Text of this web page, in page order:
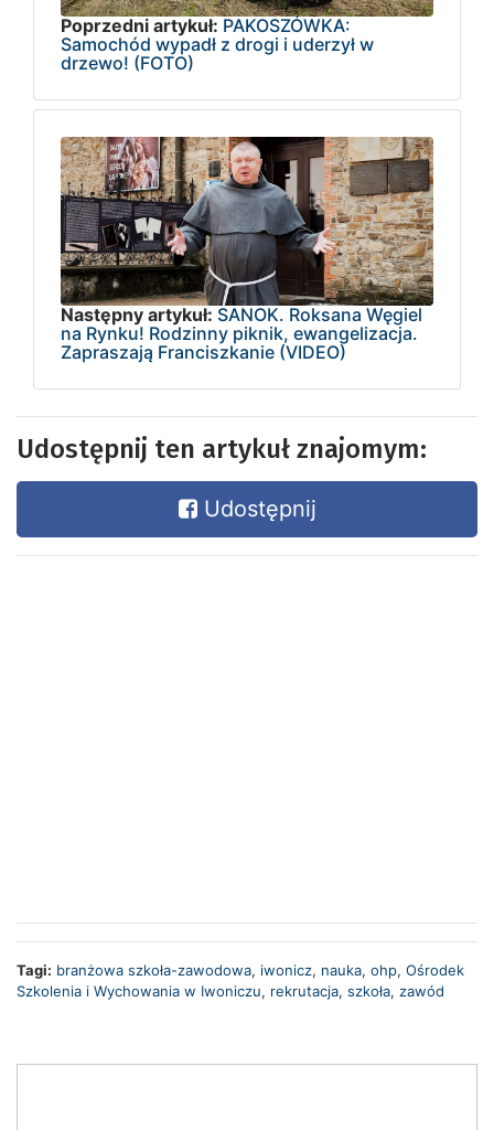
Poprzedni artykuł: PAKOSZÓWKA:
Samochód wypadł z drogi i uderzył w
drzewo! (FOTO)
Następny artykuł: SANOK. Roksana Węgiel
na Rynku! Rodzinny piknik, ewangelizacja.
Zapraszają Franciszkanie (VIDEO)
Udostępnij ten artykuł znajomym:
Udostępnij
Tagi: branżowa szkoła-zawodowa, iwonicz, nauka, ohp, Ośrodek
Szkolenia i Wychowania w Iwoniczu, rekrutacja, szkoła, zawód